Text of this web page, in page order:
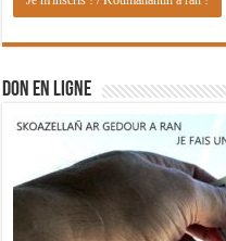
DON EN LIGNE